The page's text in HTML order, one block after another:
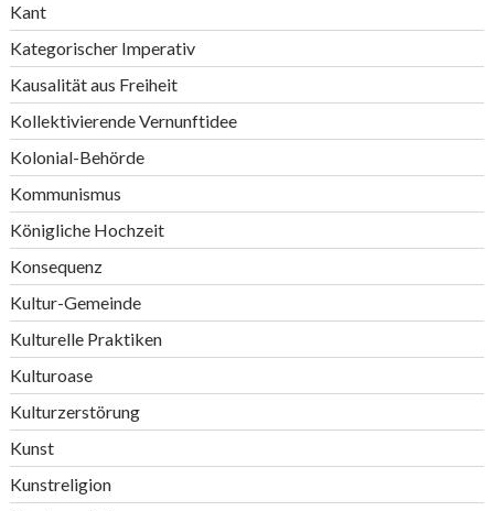
Kant
Kategorischer Imperativ
Kausalität aus Freiheit
Kollektivierende Vernunftidee
Kolonial-Behörde
Kommunismus
Königliche Hochzeit
Konsequenz
Kultur-Gemeinde
Kulturelle Praktiken
Kulturoase
Kulturzerstörung
Kunst
Kunstreligion